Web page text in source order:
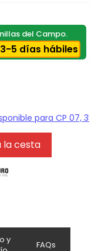
del Campo.
3-5 días hábiles
la cesta
y
FAQs